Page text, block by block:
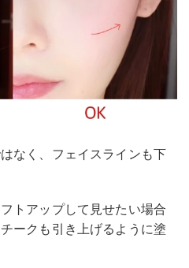
なく、フェイスラインも下
トアップして見せたい場合
ークも引き上げるように塗